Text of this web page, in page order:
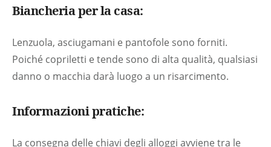
Biancheria per la casa:
Lenzuola, asciugamani e pantofole sono forniti.
Poiché copriletti e tende sono di alta qualità, qualsiasi
danno o macchia darà luogo a un risarcimento.
Informazioni pratiche:
La consegna delle chiavi degli alloggi avviene tra le